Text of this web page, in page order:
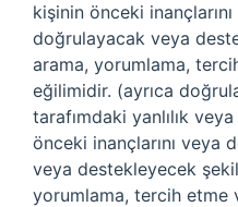
kişinin önceki
doğrulayacak veya
arama, yorumlama,
eğilimidir. (ayrıca
tarafımdaki yanlılık
önceki inançlarını veya
veya destekleyecek
yorumlama, tercih etme